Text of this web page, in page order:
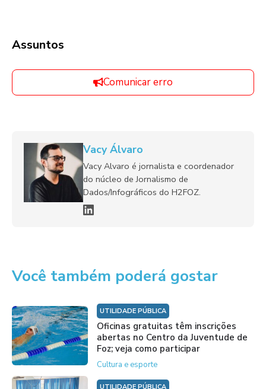
Assuntos
Comunicar erro
Vacy Álvaro
Vacy Alvaro é jornalista e coordenador
do núcleo de Jornalismo de
Dados/Infográficos do H2FOZ.
Você também poderá gostar
UTILIDADE PÚBLICA
Oficinas gratuitas têm inscrições
abertas no Centro da Juventude de
Foz; veja como participar
Cultura e esporte
UTILIDADE PÚBLICA